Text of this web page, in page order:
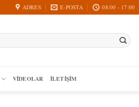
ADRES E-POSTA 08:00 - 17:00
VİDEOLAR İLETIŞIM